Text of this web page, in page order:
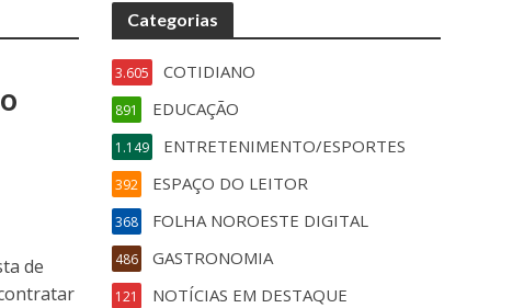
de
Categorias
COTIDIANO
3.605
EDUCAÇÃO
891
ENTRETENIMENTO/ESPORTES
1.149
ESPAÇO DO LEITOR
392
FOLHA NOROESTE DIGITAL
368
GASTRONOMIA
486
NOTÍCIAS EM DESTAQUE
121